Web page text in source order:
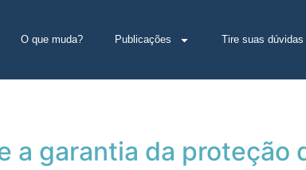
O que muda? Publicações Tire suas dúvidas
a garantia da proteção